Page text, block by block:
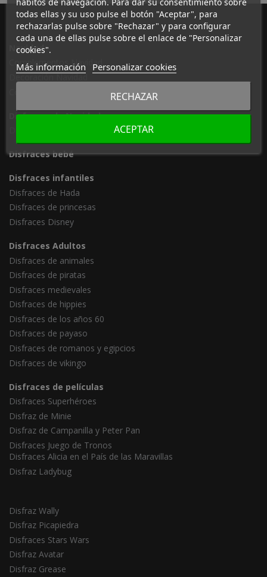
Navidad
Complementos Navidad
Decoración Navidad
Disfraces de Navidad
Disfraces bebé
Disfraces infantiles
Disfraces de Hada
Disfraces de princesas
Disfraces Disney
Disfraces Adultos
Disfraces de animales
Disfraces de piratas
Disfraces medievales
Disfraces de hippies
Disfraces de los años 60
Disfraces de payaso
Disfraces de romanos y egipcios
Disfraces de vikingo
Disfraces de películas
Disfraces Superhéroes
Disfraz de Minie
Disfraz de Campanilla y Peter Pan
Disfraces Juego de Tronos
Disfraces Alicia en el País de las Maravillas
Disfraz Ladybug
Disfraz Wally
Disfraz Picapiedra
Disfraces Stars Wars
Disfraz Avatar
Disfraz Grease
todas ellas y su uso pulse el botón "Aceptar", para
rechazarlas pulse sobre "Rechazar" y para configurar
cada una de ellas pulse sobre el enlace de "Personalizar
cookies".
Más información Personalizar cookies
RECHAZAR
ACEPTAR